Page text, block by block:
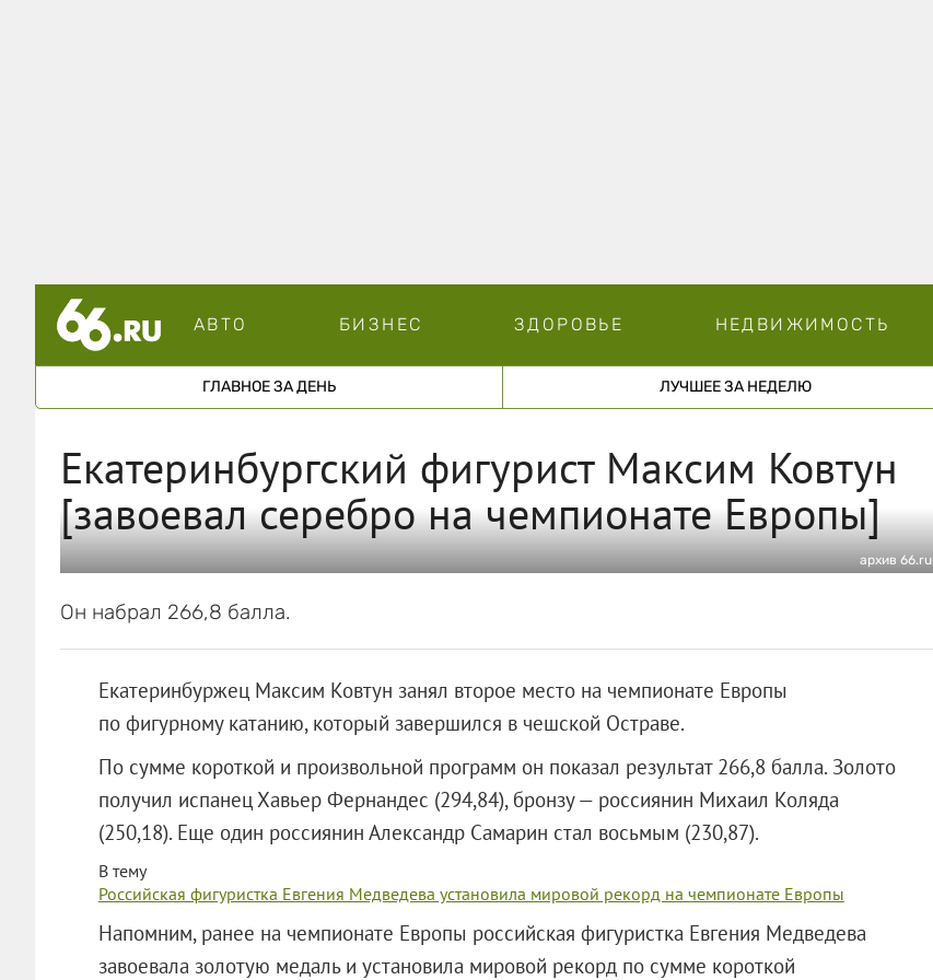
АВТО БИЗНЕС ЗДОРОВЬЕ НЕДВИЖИМОСТЬ
ГЛАВНОЕ ЗА ДЕНЬ ЛУЧШЕЕ ЗА НЕДЕЛЮ
Екатеринбургский фигурист Максим Ковтун
[завоевал серебро на чемпионате Европы]
архив 66.ru
Он набрал 266,8 балла.
Екатеринбуржец Максим Ковтун занял второе место на чемпионате Европы
по фигурному катанию, который завершился в чешской Остраве.
По сумме короткой и произвольной программ он показал результат 266,8 балла. Золото
получил испанец Хавьер Фернандес (294,84), бронзу — россиянин Михаил Коляда
(250,18). Еще один россиянин Александр Самарин стал восьмым (230,87).
В тему
Российская фигуристка Евгения Медведева установила мировой рекорд на чемпионате Европы
Напомним, ранее на чемпионате Европы российская фигуристка Евгения Медведева
завоевала золотую медаль и установила мировой рекорд по сумме короткой